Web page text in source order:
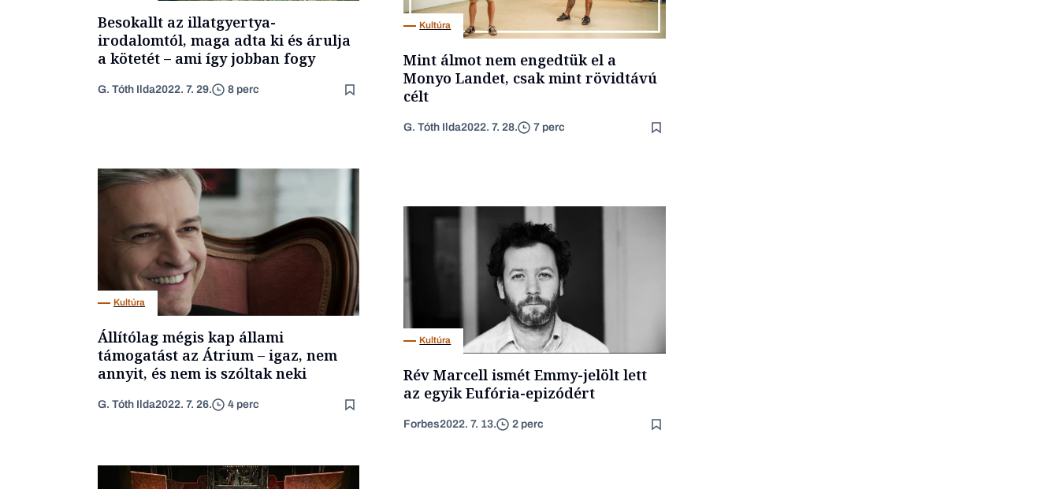
Besokallt az illatgyertya-
irodalomtól, maga adta ki és árulja
a kötetét – ami így jobban fogy
G. Tóth Ilda2022. 7. 29. 8 perc
Kultúra
Mint álmot nem engedtük el a
Monyo Landet, csak mint rövidtávú
célt
G. Tóth Ilda2022. 7. 28. 7 perc
Kultúra
Állítólag mégis kap állami
támogatást az Átrium – igaz, nem
annyit, és nem is szóltak neki
G. Tóth Ilda2022. 7. 26. 4 perc
Kultúra
Rév Marcell ismét Emmy-jelölt lett
az egyik Eufória-epizódért
Forbes2022. 7. 13. 2 perc